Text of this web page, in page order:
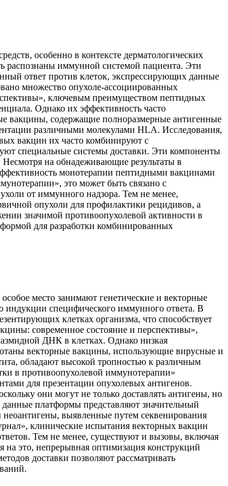
особенно в контексте дерматологических
распознаны иммунной системой пациента. Эти
ответ против клеток, экспрессирующих данные
множество опухоле-ассоциированных
ключевым преимуществом пептидных
Однако их эффективность часто
вакцины, содержащие полноразмерные антигенные
различными молекулами HLA. Исследования,
вакцин их часто комбинируют с
специальные системы доставки. Эти компоненты
на обнадеживающие результаты в
монотерапии пептидными вакцинами
это может быть связано с
от иммунного надзора. Тем не менее,
опухоли для профилактики рецидивов, а
значимой противоопухолевой активности в
для разработки комбинированных
место занимают генетические и векторные
индукции специфического иммунного ответа. В
клетках организма, что способствует
современное состояние и перспективы»,
ДНК в клетках. Однако низкая
векторные вакцины, использующие вирусные и
обладают высокой тропностью к различным
в противоопухолевой иммунотерапии»
для презентации опухолевых антигенов.
они могут не только доставлять антигены, но
платформы представляют значительный
выявленные путем секвенирования
клинические испытания векторных вакцин
Тем не менее, существуют и вызовы, включая
это, непрерывная оптимизация конструкций
доставки позволяют рассматривать